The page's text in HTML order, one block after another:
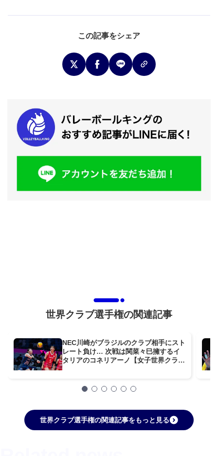
この記事をシェア
世界クラブ選手権の関連記事
NEC川崎がブラジルのクラブ相手にスト
レート負け… 次戦は関菜々巳擁するイ
タリアのコネリアーノ【女子世界クラブ
世界クラブ選手権の関連記事をもっと見る